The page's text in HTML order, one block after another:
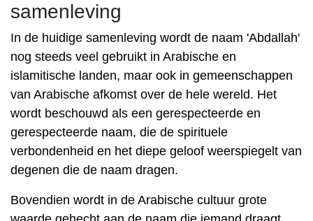
samenleving
In de huidige samenleving wordt de naam 'Abdallah'
nog steeds veel gebruikt in Arabische en
islamitische landen, maar ook in gemeenschappen
van Arabische afkomst over de hele wereld. Het
wordt beschouwd als een gerespecteerde en
gerespecteerde naam, die de spirituele
verbondenheid en het diepe geloof weerspiegelt van
degenen die de naam dragen.
Bovendien wordt in de Arabische cultuur grote